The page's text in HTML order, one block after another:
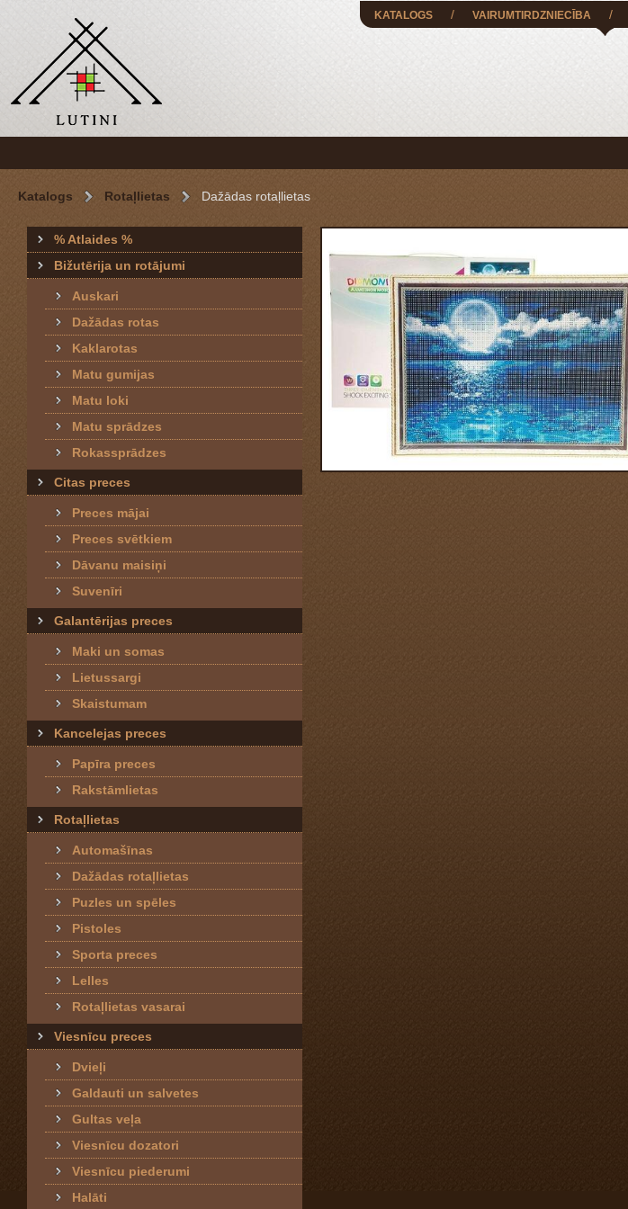
KATALOGS / VAIRUMTIRDZNIECĪBA /
Katalogs Rotaļlietas Dažādas rotaļlietas
% Atlaides %
Bižutērija un rotājumi
Auskari
Dažādas rotas
Kaklarotas
Matu gumijas
Matu loki
Matu sprādzes
Rokassprādzes
Citas preces
Preces mājai
Preces svētkiem
Dāvanu maisiņi
Suvenīri
Galantērijas preces
Maki un somas
Lietussargi
Skaistumam
Kancelejas preces
Papīra preces
Rakstāmlietas
Rotaļlietas
Automašīnas
Dažādas rotaļlietas
Puzles un spēles
Pistoles
Sporta preces
Lelles
Rotaļlietas vasarai
Viesnīcu preces
Dvieļi
Galdauti un salvetes
Gultas veļa
Viesnīcu dozatori
Viesnīcu piederumi
Halāti